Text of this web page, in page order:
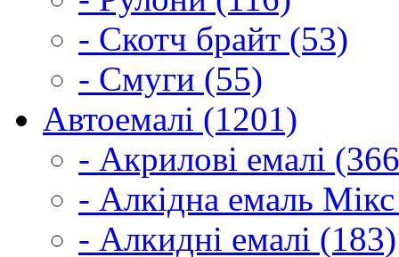
- Скотч брайт (53)
- Смуги (55)
Автоемалі (1201)
- Акрилові емалі
- Алкідна емаль
- Алкидні емалі (183)